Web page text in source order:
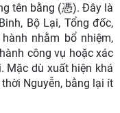
tên bằng (憑). Đây là
Bộ Lại, Tổng đốc,
nhằm bổ nhiệm,
công vụ hoặc xác
Mặc dù xuất hiện khá
Nguyễn, bằng lại ít